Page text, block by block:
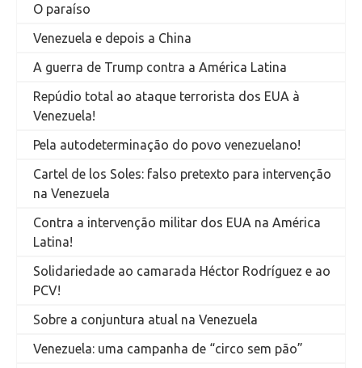
O paraíso
Venezuela e depois a China
A guerra de Trump contra a América Latina
Repúdio total ao ataque terrorista dos EUA à
Venezuela!
Pela autodeterminação do povo venezuelano!
Cartel de los Soles: falso pretexto para intervenção
na Venezuela
Contra a intervenção militar dos EUA na América
Latina!
Solidariedade ao camarada Héctor Rodríguez e ao
PCV!
Sobre a conjuntura atual na Venezuela
Venezuela: uma campanha de “circo sem pão”